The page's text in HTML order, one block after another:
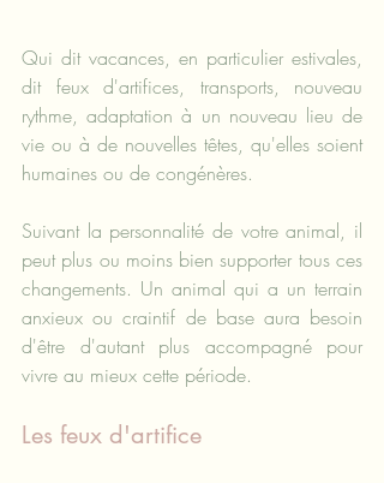
Qui dit vacances, en particulier estivales,
dit feux d'artifices, transports, nouveau
rythme, adaptation à un nouveau lieu de
vie ou à de nouvelles têtes, qu'elles soient
humaines ou de congénères.
Suivant la personnalité de votre animal, il
peut plus ou moins bien supporter tous ces
changements. Un animal qui a un terrain
anxieux ou craintif de base aura besoin
d'être d'autant plus accompagné pour
vivre au mieux cette période.
Les feux d'artifice